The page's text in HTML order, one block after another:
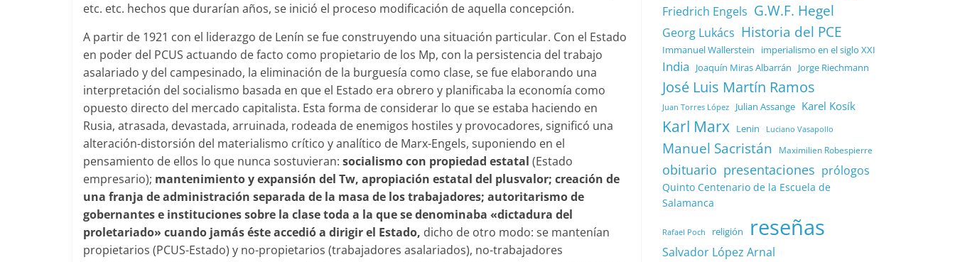
etc. etc. hechos que durarían años, se inició el proceso modificación de aquella concepción.
A partir de 1921 con el liderazgo de Lenín se fue construyendo una situación particular. Con el Estado
en poder del PCUS actuando de facto como propietario de los Mp, con la persistencia del trabajo
asalariado y del campesinado, la eliminación de la burguesía como clase, se fue elaborando una
interpretación del socialismo basada en que el Estado era obrero y planificaba la economía como
opuesto directo del mercado capitalista. Esta forma de considerar lo que se estaba haciendo en
Rusia, atrasada, devastada, arruinada, rodeada de enemigos hostiles y provocadores, significó una
alteración-distorsión del materialismo crítico y analítico de Marx-Engels, suponiendo en el
pensamiento de ellos lo que nunca sostuvieran: socialismo con propiedad estatal (Estado
empresario); mantenimiento y expansión del Tw, apropiación estatal del plusvalor; creación de
una franja de administración separada de la masa de los trabajadores; autoritarismo de
gobernantes e instituciones sobre la clase toda a la que se denominaba «dictadura del
proletariado» cuando jamás éste accedió a dirigir el Estado, dicho de otro modo: se mantenían
propietarios (PCUS-Estado) y no-propietarios (trabajadores asalariados), no-trabajadores
Friedrich Engels G.W.F. Hegel
Georg Lukács Historia del PCE
Immanuel Wallerstein imperialismo en el siglo XXI
India Joaquín Miras Albarrán Jorge Riechmann
José Luis Martín Ramos
Juan Torres López Julian Assange Karel Kosík
Karl Marx Lenin Luciano Vasapollo
Manuel Sacristán Maximilien Robespierre
obituario presentaciones prólogos
Quinto Centenario de la Escuela de
Salamanca
Rafael Poch religión reseñas
Salvador López Arnal